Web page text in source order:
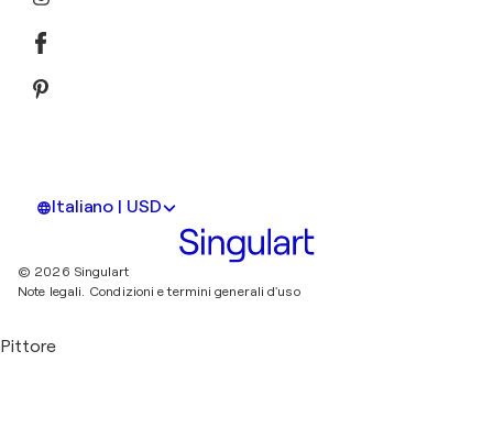
Italiano | USD
© 2026 Singulart
Note legali. Condizioni e termini generali d'uso
Pittore